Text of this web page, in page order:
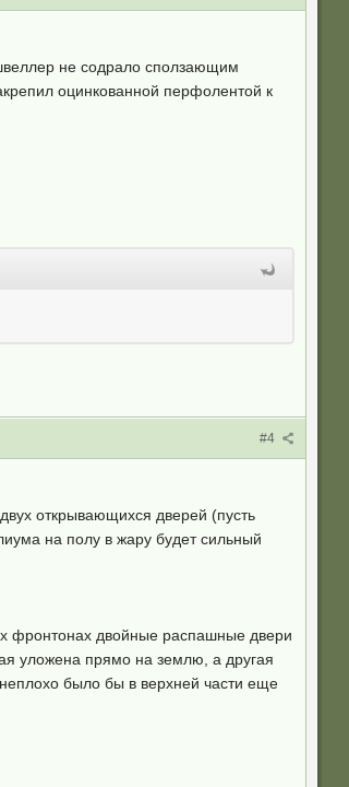
не содрало сползающим
оцинкованной перфолентой к
#4
открывающихся дверей (пусть
на полу в жару будет сильный
фронтонах двойные распашные двери
уложена прямо на землю, а другая
было бы в верхней части еще